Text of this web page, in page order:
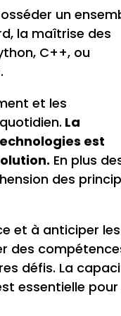
un
la maîtrise des
C++, ou
et les
La
est
En plus
des
et à anticiper les
des
défis. La
essentielle pour